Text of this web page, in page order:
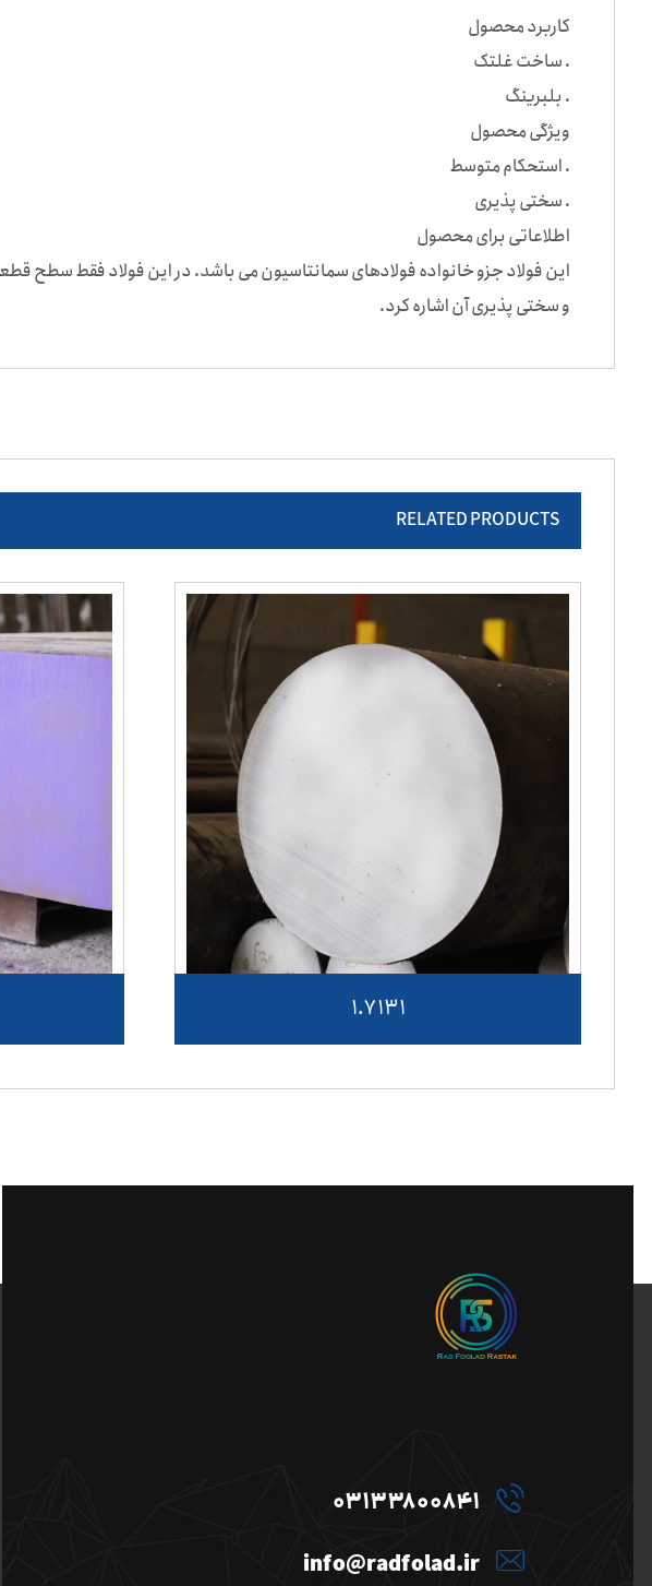
کاربرد محصول
. ساخت غلتک
. بلبرینگ
ویژگی محصول
. استحکام متوسط
. سختی پذیری
اطلاعاتی برای محصول
این فولاد جزو خانواده فولادهای سمانتاسیون می باشد. در این فولاد فقط سطح
و سختی پذیری آن اشاره کرد.
RELATED PRODUCTS
1.7131
03133800841
info@radfolad.ir